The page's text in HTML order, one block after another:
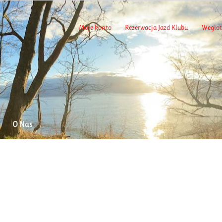
Moje konto Rezerwacja Jazd Klubu
O Nas